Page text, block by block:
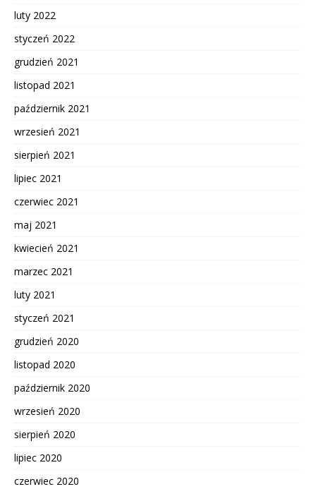
luty 2022
styczeń 2022
grudzień 2021
listopad 2021
październik 2021
wrzesień 2021
sierpień 2021
lipiec 2021
czerwiec 2021
maj 2021
kwiecień 2021
marzec 2021
luty 2021
styczeń 2021
grudzień 2020
listopad 2020
październik 2020
wrzesień 2020
sierpień 2020
lipiec 2020
czerwiec 2020